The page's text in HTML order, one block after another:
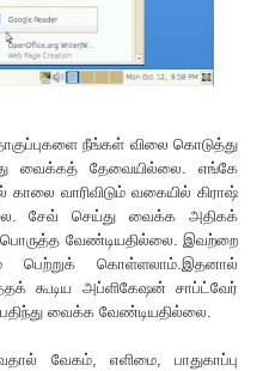
நீங்கள் விலை கொடுத்து
வைக்கத் தேவையில்லை. எங்கே
வாரிவிடும் வகையில் கிராஷ்
சேவ் செய்து வைக்க அதிகக்
வேண்டியதில்லை. இவற்றை
கொள்ளலாம்.இதனால்
கூடிய அப்ளிகேஷன் சாப்ட்வேர்
வைக்க வேண்டியதில்லை.
வேகம், எளிமை, பாதுகாப்பு